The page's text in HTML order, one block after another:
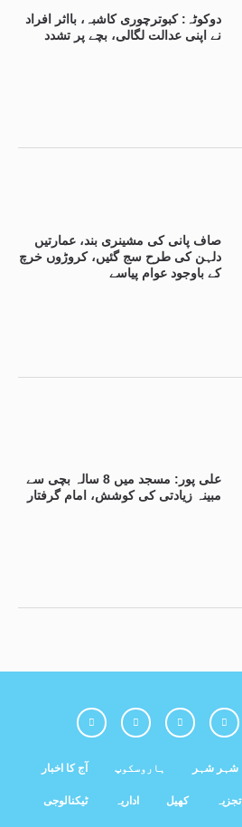
دوکوٹہ: کبوترچوری کاشبہ، بااثر افراد
نے اپنی عدالت لگالی، بچے پر تشدد
صاف پانی کی مشینری بند، عمارتیں
دلہن کی طرح سج گئیں، کروڑوں خرچ
کے باوجود عوام پیاسے
علی پور: مسجد میں 8 سالہ بچی سے
مبینہ زیادتی کی کوشش، امام گرفتار
آج کا اخبار ہاروسکوپ شہر شہر
ٹیکنالوجی اداریہ کھیل